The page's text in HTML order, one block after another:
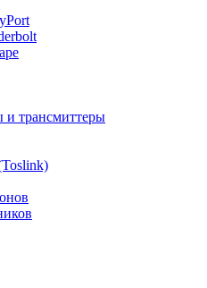
и трансмиттеры